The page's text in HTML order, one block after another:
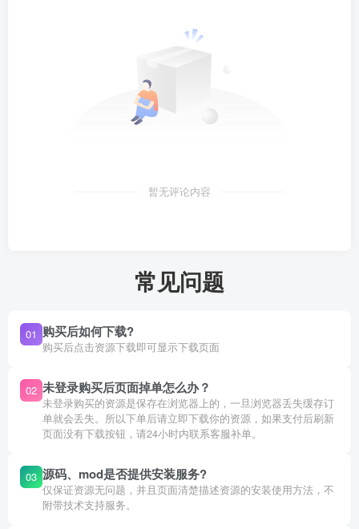
暂无评论内容
常见问题
01 购买后如何下载?
购买后点击资源下载即可显示下载页面
02 未登录购买后页面掉单怎么办？
未登录购买的资源是保存在浏览器上的，一旦浏览器丢失缓存订
单就会丢失。所以下单后请立即下载你的资源，如果支付后刷新
页面没有下载按钮，请24小时内联系客服补单。
03 源码、mod是否提供安装服务?
仅保证资源无问题，并且页面清楚描述资源的安装使用方法，不
附带技术支持服务。